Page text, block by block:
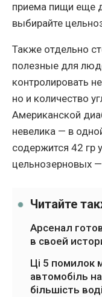
приема пищи еще
выбирайте
Также отдельно
полезные для
контролировать
но и количество
Американской
невелика — в
содержится 42 гр
цельнозерновых
Читайте
Арсенал
в своей
Ці 5 помилок
автомобіль
більшість